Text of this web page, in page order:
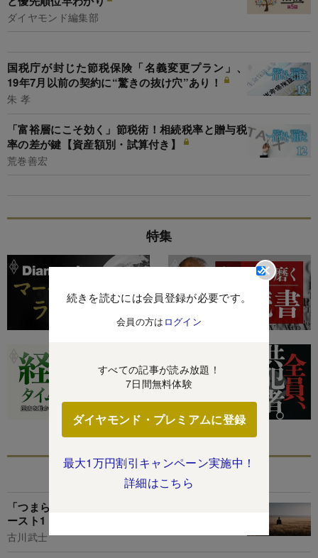
続きを読むには会員登録が必要です。
会員の方は ログイン
すべての記事が読み放題！
7日間無料体験
ダイヤモンド・プレミアムに登録
最大1万円割引キャンペーン実施中！
詳細はこちら
ダイヤモンド編集部
国税庁が封じた節税保険「名義変更プラン」、
19年7月以前の契約に“驚きの抜け穴”あり！
朱 孝
「富裕層にこそ効く」節税術！相続税率と贈与税
率の差が鍵【資産額別・試算付き】
荒巻善宏
特集
あなたにおすすめ
「つまらない人生を送る人」に共通する特徴・ワ
ースト1
古川武士